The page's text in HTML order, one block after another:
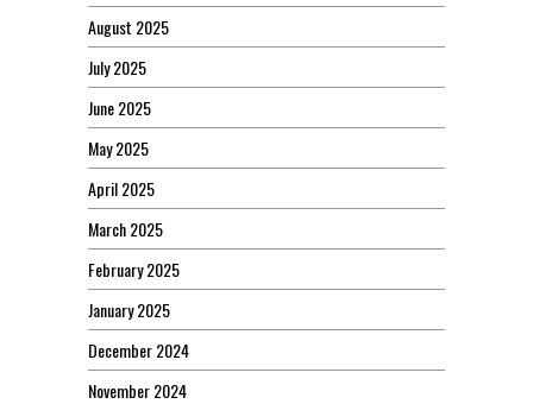
August 2025
July 2025
June 2025
May 2025
April 2025
March 2025
February 2025
January 2025
December 2024
November 2024